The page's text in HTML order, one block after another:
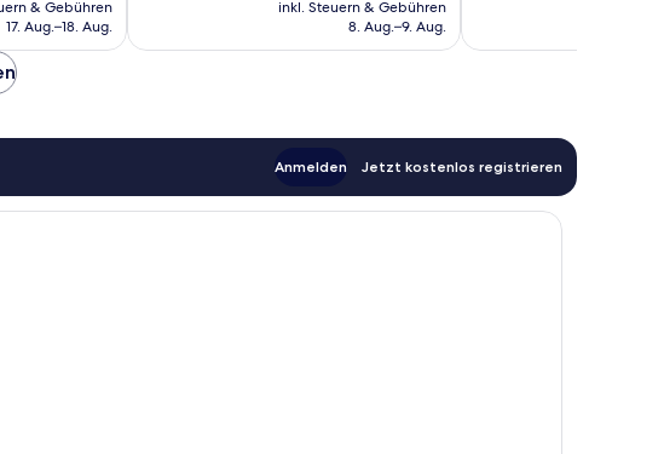
beträgt
& Gebühren
17. Aug.–18. Aug.
beträgt
inkl. Steuern & Gebühren
8. Aug.–9. Aug.
Anmelden Jetzt kostenlos registrieren